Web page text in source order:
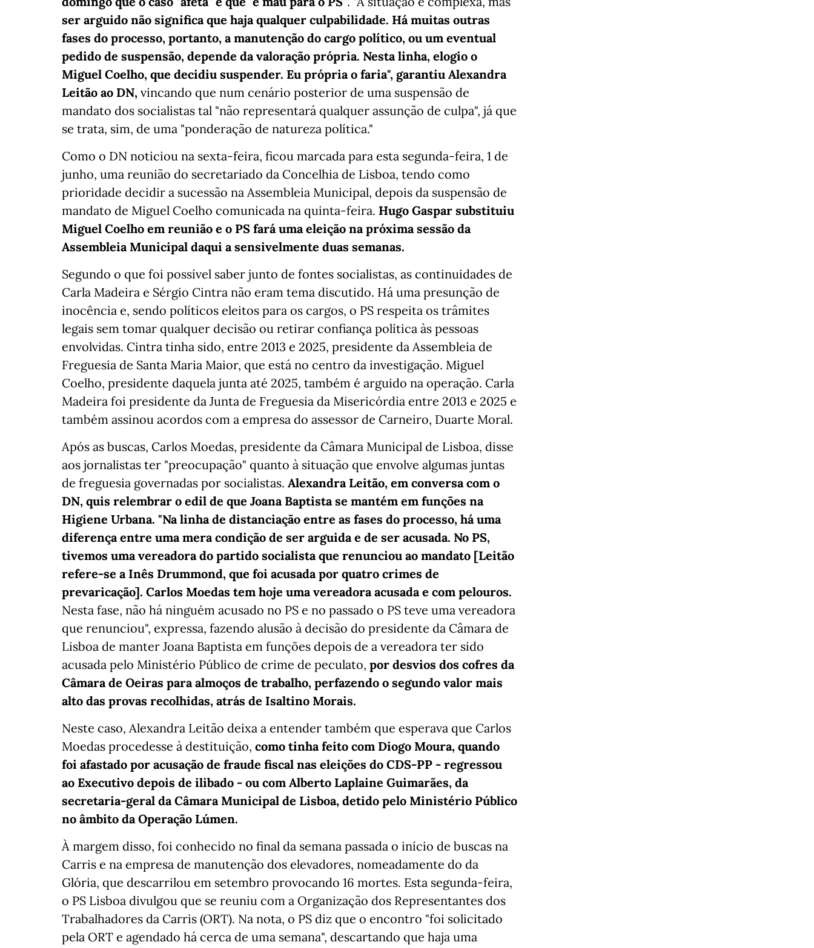
ser arguido não significa que haja qualquer culpabilidade. Há muitas outras
fases do processo, portanto, a manutenção do cargo político, ou um eventual
pedido de suspensão, depende da valoração própria. Nesta linha, elogio o
Miguel Coelho, que decidiu suspender. Eu própria o faria", garantiu Alexandra
Leitão ao DN, vincando que num cenário posterior de uma suspensão de
mandato dos socialistas tal "não representará qualquer assunção de culpa", já que
se trata, sim, de uma "ponderação de natureza política."
Como o DN noticiou na sexta-feira, ficou marcada para esta segunda-feira, 1 de
junho, uma reunião do secretariado da Concelhia de Lisboa, tendo como
prioridade decidir a sucessão na Assembleia Municipal, depois da suspensão de
mandato de Miguel Coelho comunicada na quinta-feira. Hugo Gaspar substituiu
Miguel Coelho em reunião e o PS fará uma eleição na próxima sessão da
Assembleia Municipal daqui a sensivelmente duas semanas.
Segundo o que foi possível saber junto de fontes socialistas, as continuidades de
Carla Madeira e Sérgio Cintra não eram tema discutido. Há uma presunção de
inocência e, sendo políticos eleitos para os cargos, o PS respeita os trâmites
legais sem tomar qualquer decisão ou retirar confiança política às pessoas
envolvidas. Cintra tinha sido, entre 2013 e 2025, presidente da Assembleia de
Freguesia de Santa Maria Maior, que está no centro da investigação. Miguel
Coelho, presidente daquela junta até 2025, também é arguido na operação. Carla
Madeira foi presidente da Junta de Freguesia da Misericórdia entre 2013 e 2025 e
também assinou acordos com a empresa do assessor de Carneiro, Duarte Moral.
Após as buscas, Carlos Moedas, presidente da Câmara Municipal de Lisboa, disse
aos jornalistas ter "preocupação" quanto à situação que envolve algumas juntas
de freguesia governadas por socialistas. Alexandra Leitão, em conversa com o
DN, quis relembrar o edil de que Joana Baptista se mantém em funções na
Higiene Urbana. "Na linha de distanciação entre as fases do processo, há uma
diferença entre uma mera condição de ser arguida e de ser acusada. No PS,
tivemos uma vereadora do partido socialista que renunciou ao mandato [Leitão
refere-se a Inês Drummond, que foi acusada por quatro crimes de
prevaricação]. Carlos Moedas tem hoje uma vereadora acusada e com pelouros.
Nesta fase, não há ninguém acusado no PS e no passado o PS teve uma vereadora
que renunciou", expressa, fazendo alusão à decisão do presidente da Câmara de
Lisboa de manter Joana Baptista em funções depois de a vereadora ter sido
acusada pelo Ministério Público de crime de peculato, por desvios dos cofres da
Câmara de Oeiras para almoços de trabalho, perfazendo o segundo valor mais
alto das provas recolhidas, atrás de Isaltino Morais.
Neste caso, Alexandra Leitão deixa a entender também que esperava que Carlos
Moedas procedesse à destituição, como tinha feito com Diogo Moura, quando
foi afastado por acusação de fraude fiscal nas eleições do CDS-PP - regressou
ao Executivo depois de ilibado - ou com Alberto Laplaine Guimarães, da
secretaria-geral da Câmara Municipal de Lisboa, detido pelo Ministério Público
no âmbito da Operação Lúmen.
À margem disso, foi conhecido no final da semana passada o início de buscas na
Carris e na empresa de manutenção dos elevadores, nomeadamente do da
Glória, que descarrilou em setembro provocando 16 mortes. Esta segunda-feira,
o PS Lisboa divulgou que se reuniu com a Organização dos Representantes dos
Trabalhadores da Carris (ORT). Na nota, o PS diz que o encontro "foi solicitado
pela ORT e agendado há cerca de uma semana", descartando que haja uma